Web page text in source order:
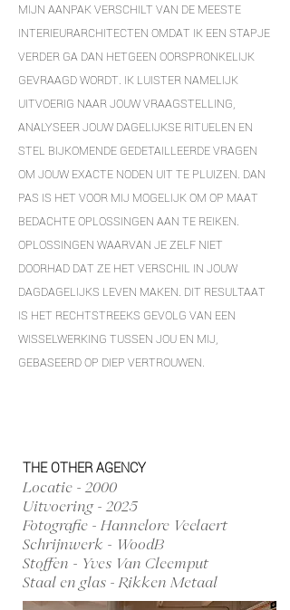
MIJN AANPAK VERSCHILT VAN DE MEESTE
INTERIEURARCHITECTEN OMDAT IK EEN STAPJE
VERDER GA DAN HETGEEN OORSPRONKELIJK
GEVRAAGD WORDT. IK LUISTER NAMELIJK
UITVOERIG NAAR JOUW VRAAGSTELLING,
ANALYSEER JOUW DAGELIJKSE RITUELEN EN
STEL BIJKOMENDE GEDETAILLEERDE VRAGEN
OM JOUW EXACTE NODEN UIT TE PLUIZEN. DAN
PAS IS HET VOOR MIJ MOGELIJK OM OP MAAT
BEDACHTE OPLOSSINGEN AAN TE REIKEN.
OPLOSSINGEN WAARVAN JE ZELF NIET
DOORHAD DAT ZE HET VERSCHIL IN JOUW
DAGDAGELIJKS LEVEN MAKEN. DIT RESULTAAT
IS HET RECHTSTREEKS GEVOLG VAN EEN
WISSELWERKING TUSSEN JOU EN MIJ,
GEBASEERD OP DIEP VERTROUWEN.
THE OTHER AGENCY
Locatie - 2000
Uitvoering - 2025
Fotografie - Hannelore Veelaert
Schrijnwerk - WoodB
Stoffen - Yves Van Cleemput
Staal en glas - Rikken Metaal